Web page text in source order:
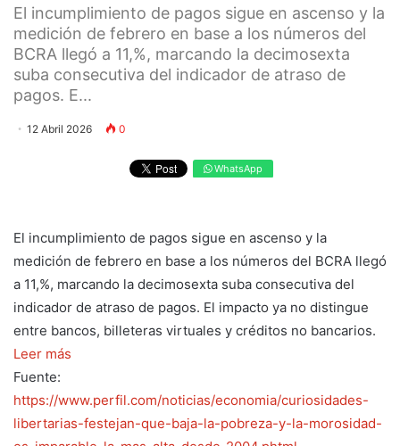
El incumplimiento de pagos sigue en ascenso y la
medición de febrero en base a los números del
BCRA llegó a 11,%, marcando la decimosexta
suba consecutiva del indicador de atraso de
pagos. E...
12 Abril 2026 0
WhatsApp
El incumplimiento de pagos sigue en ascenso y la
medición de febrero en base a los números del BCRA llegó
a 11,%, marcando la decimosexta suba consecutiva del
indicador de atraso de pagos. El impacto ya no distingue
entre bancos, billeteras virtuales y créditos no bancarios.
Leer más
Fuente:
https://www.perfil.com/noticias/economia/curiosidades-
libertarias-festejan-que-baja-la-pobreza-y-la-morosidad-